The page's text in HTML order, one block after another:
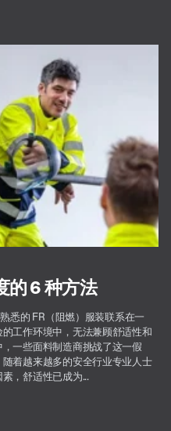
的 6 种方法
悉的 FR（阻燃）服装联系在一
工作环境中，无法兼顾舒适性和
一些面料制造商挑战了这一假
着越来越多的安全行业专业人士
，舒适性已成为...